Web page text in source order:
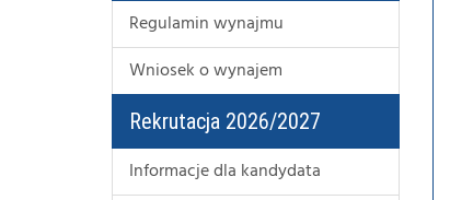
Regulamin wynajmu
Wniosek o wynajem
Rekrutacja 2026/2027
Informacje dla kandydata